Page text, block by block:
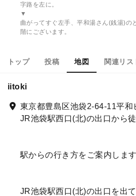
字路を左に。
▼
曲がってすぐ左手、平和湯さん(銭湯)の
階にございます。
トップ 投稿 地図 関連リス
iitoki
東京都豊島区池袋2-64-11平和
JR池袋駅西口(北)の出口から
駅からの行き方をご案内します
JR池袋駅西口(北)の出口を出